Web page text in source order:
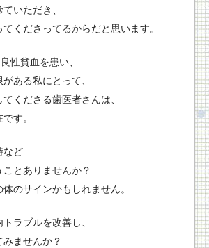
いただき、
くださってるからだと思います。
性貧血を患い、
ある私にとって、
くださる歯医者さんは、
す。
など
とありませんか？
のサインかもしれません。
ラブルを改善し、
みませんか？